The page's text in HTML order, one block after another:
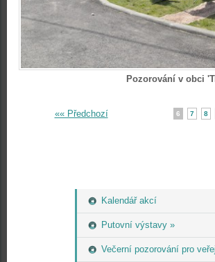
Kalendář akcí
Putovní výstavy »
Večerní pozorování pro
Pozorování v obci
«« Předchozí 6 7 8